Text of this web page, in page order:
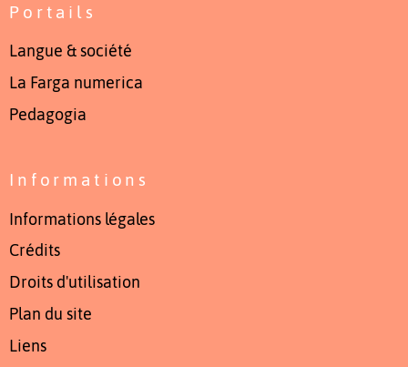
Portails
Langue & société
La Farga numerica
Pedagogia
Informations
Informations légales
Crédits
Droits d'utilisation
Plan du site
Liens